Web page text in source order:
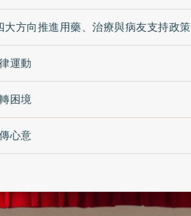
方向推進用藥、治療與病友支持政策
運動
困境
心意